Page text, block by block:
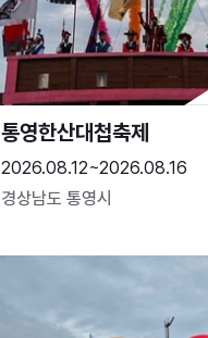
통영한산대첩축제
2026.08.12~2026.08.16
경상남도 통영시